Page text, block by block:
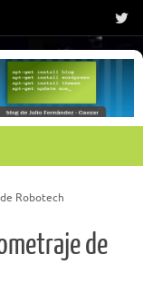
Robotech
de